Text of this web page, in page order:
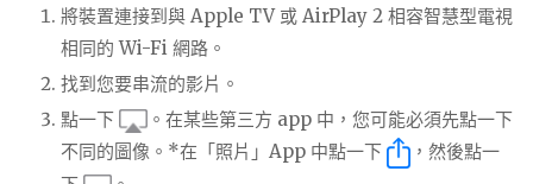
將裝置連接到與 Apple TV 或 AirPlay 2 相容智慧型電視
相同的 Wi-Fi 網路。
找到您要串流的影片。
點一下
。在某些第三方 app 中，您可能必須先點一下
不同的圖像。*在「照片」App 中點一下
，然後點一